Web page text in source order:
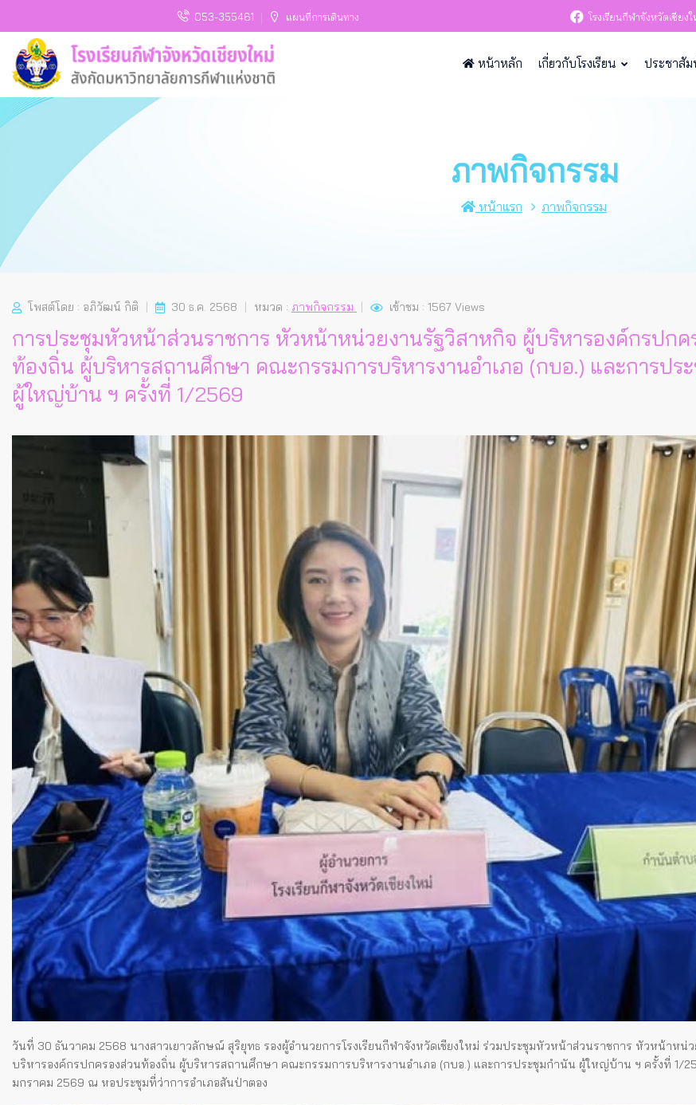
053-355461 แผนที่การเดินทาง โรงเรียนกีฬาจังหวัดเชียง
หน้าหลัก เกี่ยวกับโรงเรียน ประชาสั
ภาพกิจกรรม
หน้าแรก ภาพกิจกรรม
โพสต์โดย : อภิวัฒน์ กิติ 30 ธ.ค. 2568 หมวด : ภาพกิจกรรม เข้าชม : 1567 Views
การประชุมหัวหน้าส่วนราชการ หัวหน้าหน่วยงานรัฐวิสาหกิจ ผู้บริหารองค์กรปกค
ท้องถิ่น ผู้บริหารสถานศึกษา คณะกรรมการบริหารงานอำเภอ (กบอ.) และการปร
ผู้ใหญ่บ้าน ฯ ครั้งที่ 1/2569
วันที่ 30 ธันวาคม 2568 นางสาวเยาวลักษณ์ สุริยุทธ รองผู้อำนวยการโรงเรียนกีฬาจังหวัดเชียงใหม่ ร่วมประชุมหัวหน้าส่วนราชการ หัวหน้าหน่
บริหารองค์กรปกครองส่วนท้องถิ่น ผู้บริหารสถานศึกษา คณะกรรมการบริหารงานอำเภอ (กบอ.) และการประชุมกำนัน ผู้ใหญ่บ้าน ฯ ครั้งที่ 1/
มกราคม 2569 ณ หอประชุมที่ว่าการอำเภอสันป่าตอง